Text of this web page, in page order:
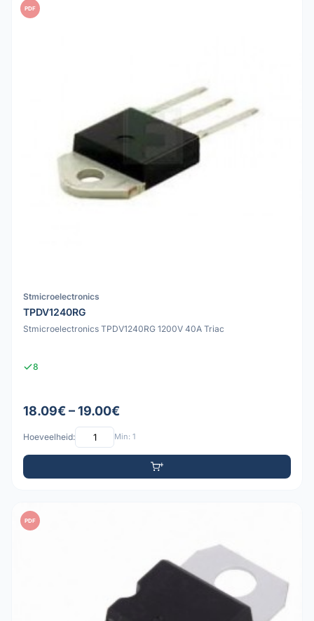
PDF
Stmicroelectronics
TPDV1240RG
Stmicroelectronics TPDV1240RG 1200V 40A Triac
8
18.09€ – 19.00€
Hoeveelheid: Min: 1
PDF